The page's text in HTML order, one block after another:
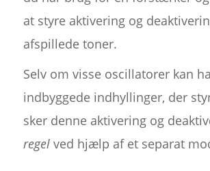
at styre aktivering og
afspillede toner.
Selv om visse oscillatorer kan
indbyggede indhyllinger, der
sker denne aktivering og
regelved hjælp af et separat